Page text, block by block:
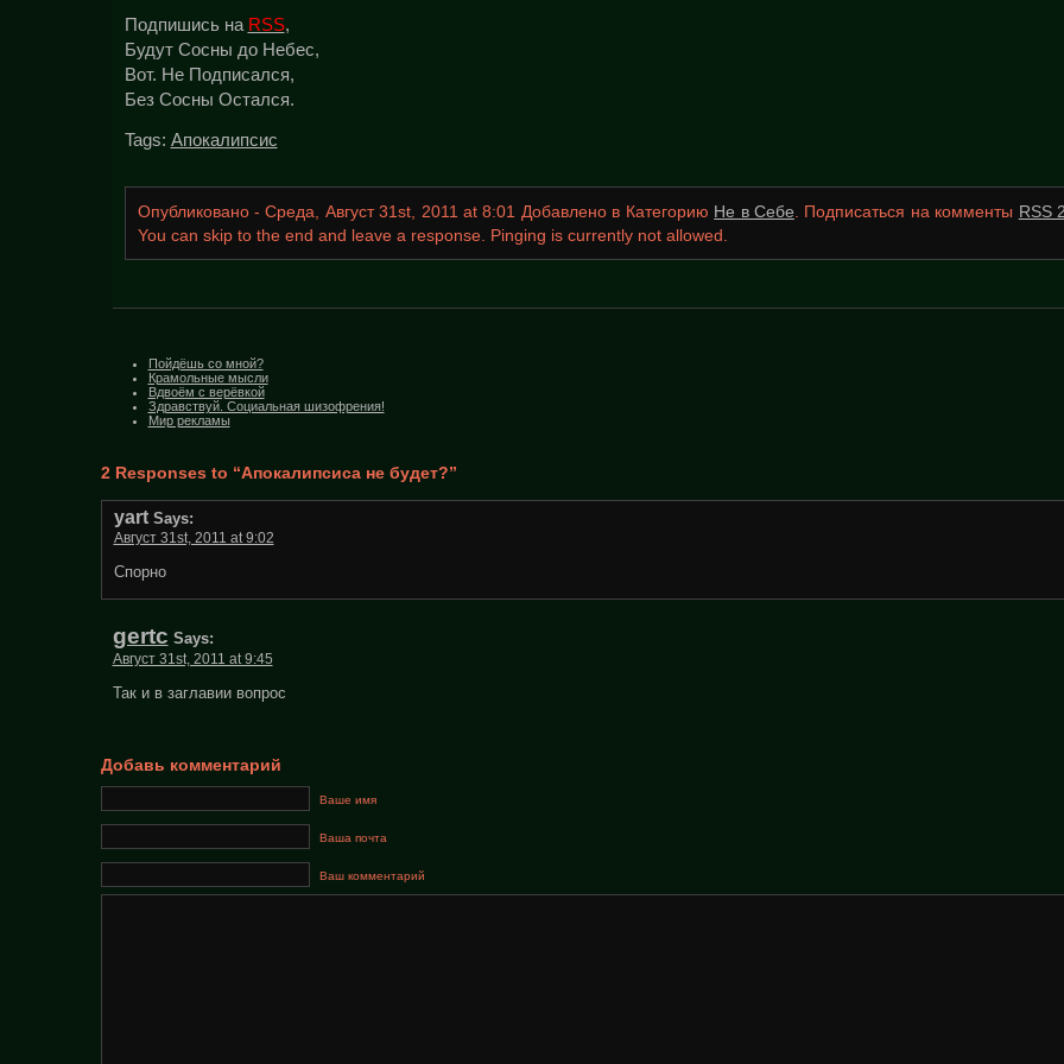
Подпишись на RSS,
Будут Сосны до Небес,
Вот. Не Подписался,
Без Сосны Остался.
Tags: Апокалипсис
Опубликовано - Среда, Август 31st, 2011 at 8:01 Добавлено в Категорию Не в Себе. Подписаться на комменты RSS
You can skip to the end and leave a response. Pinging is currently not allowed.
Пойдёшь со мной?
Крамольные мысли
Вдвоём с верёвкой
Здравствуй. Социальная шизофрения!
Мир рекламы
2 Responses to “Апокалипсиса не будет?”
yartSays:
Август 31st, 2011 at 9:02
Спорно
gertc Says:
Август 31st, 2011 at 9:45
Так и в заглавии вопрос
Добавь комментарий
Ваше имя
Ваша почта
Ваш комментарий